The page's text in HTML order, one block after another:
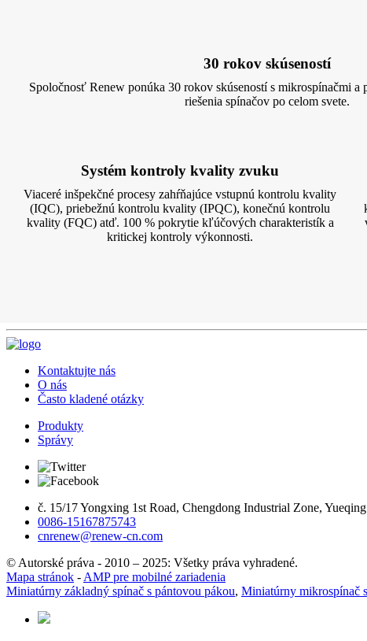
30 rokov skúseností
Spoločnosť Renew ponúka 30 rokov skúseností s mikrospínačmi
riešenia spínačov po celom svete.
Systém kontroly kvality zvuku
Viaceré inšpekčné procesy zahŕňajúce vstupnú kontrolu kvality
(IQC), priebežnú kontrolu kvality (IPQC), konečnú kontrolu
kvality (FQC) atď. 100 % pokrytie kľúčových charakteristík a
kritickej kontroly výkonnosti.
Kontaktujte nás
O nás
Často kladené otázky
Produkty
Správy
č. 15/17 Yongxing 1st Road, Chengdong Industrial Zone,
0086-15167875743
cnrenew@renew-cn.com
© Autorské práva - 2010 – 2025: Všetky práva vyhradené.
Mapa stránok - AMP pre mobilné zariadenia
Miniatúrny základný spínač s pántovou pákou, Miniatúrny mikrospínač